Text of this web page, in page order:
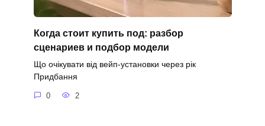
Когда стоит купить под: разбор
сценариев и подбор модели
Що очікувати від вейп-установки через рік
Придбання
0 2